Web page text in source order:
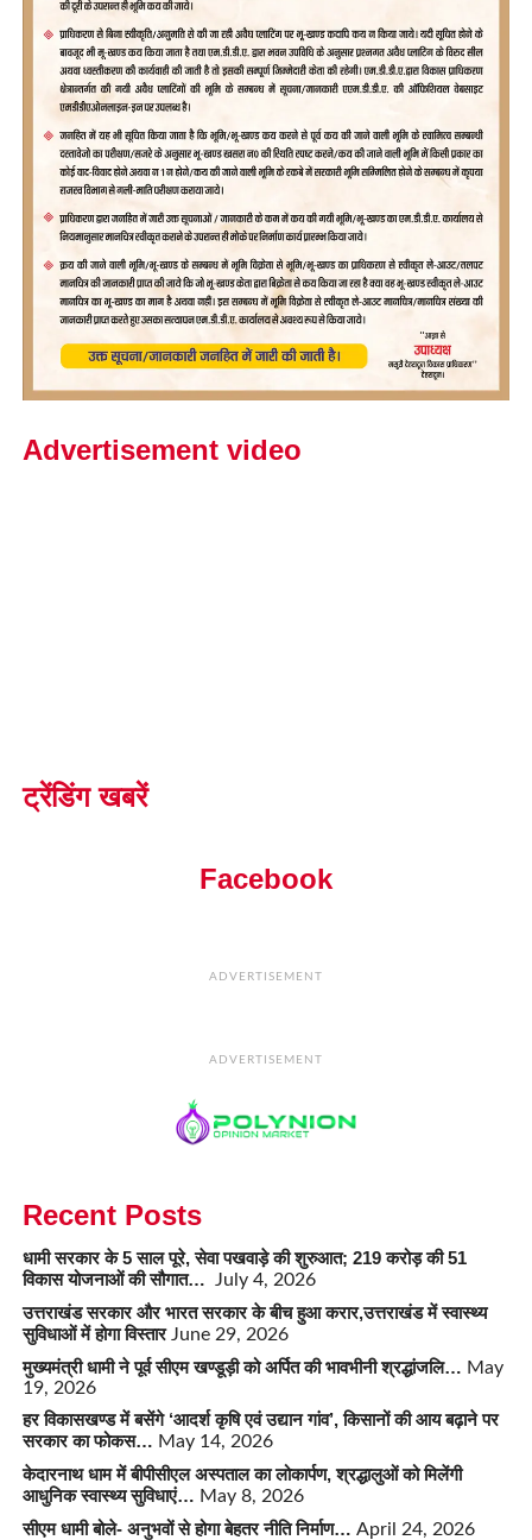
Advertisement video
ट्रेंडिंग खबरें
Facebook
ADVERTISEMENT
ADVERTISEMENT
Recent Posts
धामी सरकार के 5 साल पूरे, सेवा पखवाड़े की शुरुआत; 219 करोड़ की 51
विकास योजनाओं की सौगात…
July 4, 2026
उत्तराखंड सरकार और भारत सरकार के बीच हुआ करार,उत्तराखंड में स्वास्थ्य
सुविधाओं में होगा विस्तार June 29, 2026
मुख्यमंत्री धामी ने पूर्व सीएम खण्डूड़ी को अर्पित की भावभीनी श्रद्धांजलि… May
19, 2026
हर विकासखण्ड में बसेंगे ‘आदर्श कृषि एवं उद्यान गांव’, किसानों की आय बढ़ाने पर
सरकार का फोकस… May 14, 2026
केदारनाथ धाम में बीपीसीएल अस्पताल का लोकार्पण, श्रद्धालुओं को मिलेंगी
आधुनिक स्वास्थ्य सुविधाएं… May 8, 2026
सीएम धामी बोले- अनुभवों से होगा बेहतर नीति निर्माण… April 24, 2026